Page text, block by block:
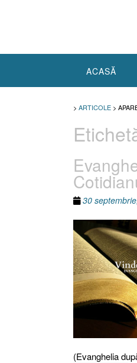
ACASĂ
> ARTICOLE >
30
(Evanghelia